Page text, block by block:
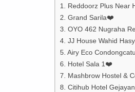
1. Reddoorz Plus Near
2. Grand Sarila❤️
3. OYO 462 Nugraha
4. JJ House Wahid
5. Airy Eco
6. Hotel Sala 1❤️
7. Mashbrow Hostel &
8. Citihub Hotel